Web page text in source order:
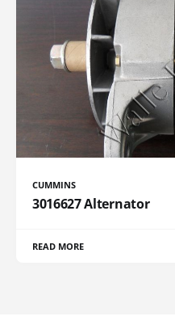
CUMMINS
3016627 Alternator
READ MORE